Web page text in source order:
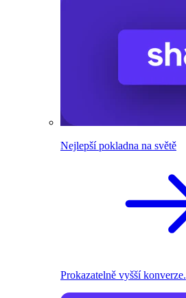
Nejlepší pokladna na světě
Prokazatelně vyšší konverze.